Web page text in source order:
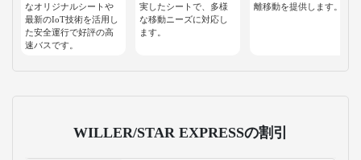
なオリジナルシートや
最新のIoT技術を活用し
た安全運行で好評の高
速バスです。
実したシートで、多様
な移動ニーズに対応し
ます。
離移動を提供します。
WILLER/STAR EXPRESSの割引